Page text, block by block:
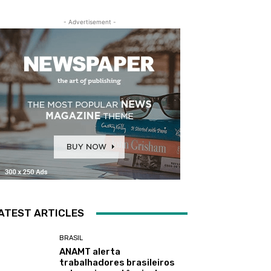
- Advertisement -
ARTICLES
BRASIL
ANAMT alerta
trabalhadores brasileiros